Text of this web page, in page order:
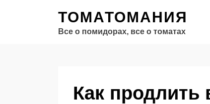
ТОМАТОМАНИЯ
Все о помидорах, все о томатах
Как продлить